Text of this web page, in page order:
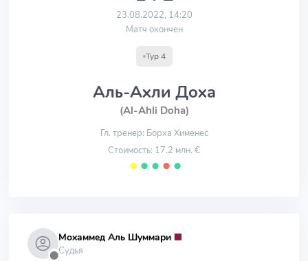
23.08.2022, 14:20
Матч окончен
Тур 4
Аль-Ахли Доха
(Al-Ahli Doha)
Гл. тренер: Борха Хименес
Стоимость: 17.2 млн. €
⬤ ⬤ ⬤ ⬤ ⬤
⬤
Мохаммед Аль Шуммари
Судья